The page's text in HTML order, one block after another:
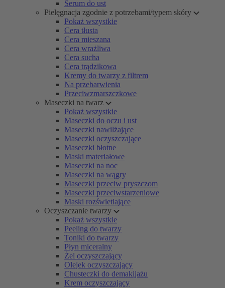
Serum do ust
Pielęgnacja zgodnie z potrzebami/typem skóry
Pokaż wszystkie
Cera tłusta
Cera mieszana
Cera wrażliwa
Cera sucha
Cera trądzikowa
Kremy do twarzy z filtrem
Na przebarwienia
Przeciwzmarszczkowe
Maseczki na twarz
Pokaż wszystkie
Maseczki do oczu i ust
Maseczki nawilżające
Maseczki oczyszczające
Maseczki błotne
Maski materiałowe
Maseczki na noc
Maseczki na wągry
Maseczki przeciw pryszczom
Maseczki przeciwstarzeniowe
Maski rozświetlające
Oczyszczanie twarzy
Pokaż wszystkie
Peeling do twarzy
Toniki do twarzy
Płyn miceralny
Żel oczyszczający
Olejek oczyszczający
Chusteczki do demakijażu
Krem oczyszczający